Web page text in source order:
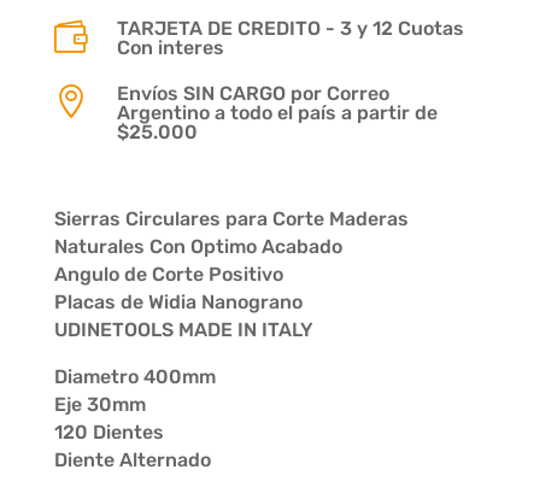

TARJETA DE CREDITO - 3 y 12 Cuotas
Con interes

Envíos SIN CARGO por Correo
Argentino a todo el país a partir de
$25.000
Sierras Circulares para Corte Maderas
Naturales Con Optimo Acabado
Angulo de Corte Positivo
Placas de Widia Nanograno
UDINETOOLS MADE IN ITALY
Diametro 400mm
Eje 30mm
120 Dientes
Diente Alternado